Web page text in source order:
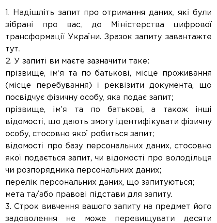
1. Надішліть запит про отримання даних, які були
зібрані про вас, до Міністерства цифрової
трансформації України. Зразок запиту завантажте
тут.
2. У запиті ви маєте зазначити таке:
прізвище, ім’я та по батькові, місце проживання
(місце перебування) і реквізити документа, що
посвідчує фізичну особу, яка подає запит;
прізвище, ім’я та по батькові, а також інші
відомості, що дають змогу ідентифікувати фізичну
особу, стосовно якої робиться запит;
відомості про базу персональних даних, стосовно
якої подається запит, чи відомості про володільця
чи розпорядника персональних даних;
перелік персональних даних, що запитуються;
мета та/або правові підстави для запиту.
3. Строк вивчення вашого запиту на предмет його
задоволення не може перевищувати десяти